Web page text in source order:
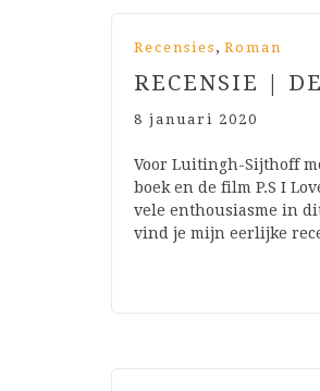
Recensies , Roman
RECENSIE |
8 januari 2020
Voor Luitingh-Sijthoff
boek en de film P.S I
vele enthousiasme in
vind je mijn eerlijke